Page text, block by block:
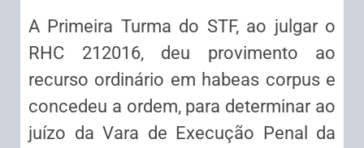
A Primeira Turma do STF, ao julgar o
RHC 212016, deu provimento ao
recurso ordinário em habeas corpus e
concedeu a ordem, para determinar ao
juízo da Vara de Execução Penal da